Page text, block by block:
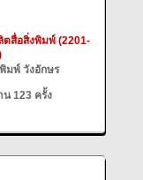
ตสื่อสิ่งพิมพ์ (2201-
มพ์ วังอักษร
น 123 ครั้ง